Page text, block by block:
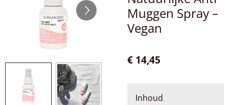
Muggen Spray –
Vegan
€ 14,45
Inhoud